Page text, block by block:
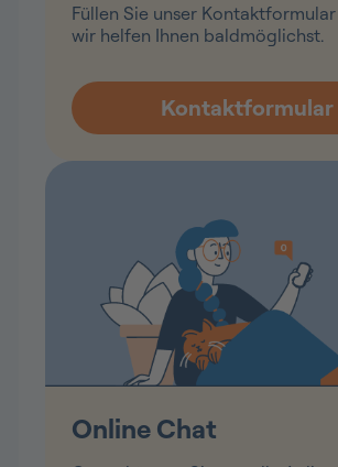
Füllen Sie unser
wir helfen Ihnen baldmöglichst.
Online Chat